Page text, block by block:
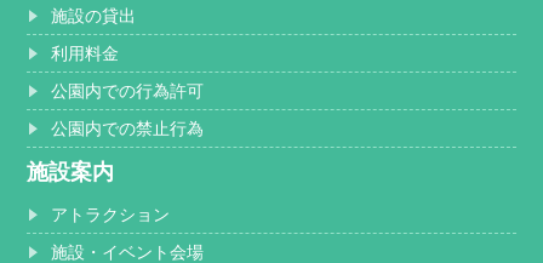
施設の貸出
利用料金
公園内での行為許可
公園内での禁止行為
施設案内
アトラクション
施設・イベント会場